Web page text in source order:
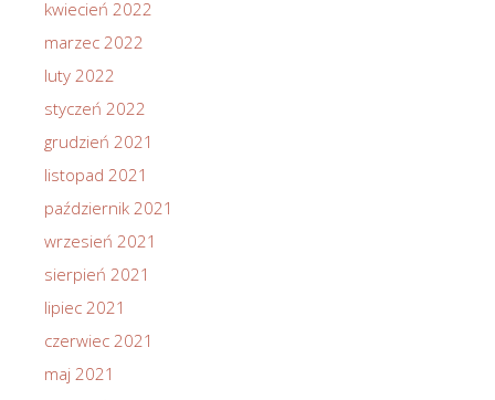
kwiecień 2022
marzec 2022
luty 2022
styczeń 2022
grudzień 2021
listopad 2021
październik 2021
wrzesień 2021
sierpień 2021
lipiec 2021
czerwiec 2021
maj 2021